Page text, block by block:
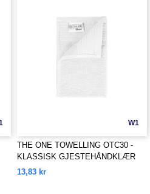
W1
THE ONE TOWELLING OTC30 -
KLASSISK GJESTEHÅNDKLÆR
13,83 kr